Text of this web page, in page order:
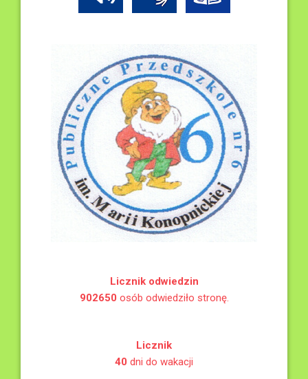
Licznik odwiedzin
902650 osób odwiedziło stronę.
Licznik
40 dni do wakacji